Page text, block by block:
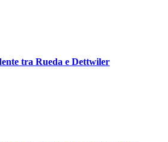
tra Rueda e Dettwiler